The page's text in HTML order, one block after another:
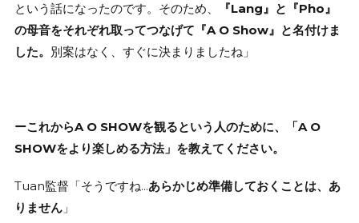
という話になったのです。そのため、
『Lang』と『Pho』
の母音をそれぞれ取ってつなげて『A O Show』と名付けま
した。 別案はなく、すぐに決まりましたね」
ーこれからA O SHOWを観るという人のために、「A O
SHOWをより楽しめる方法」を教えてください。
Tuan監督「そうですね…あらかじめ準備しておくことは、あ
りません」